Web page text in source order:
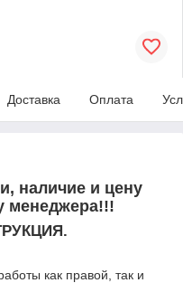
Доставка Оплата
наличие и цену
менеджера!!!
как правой, так и